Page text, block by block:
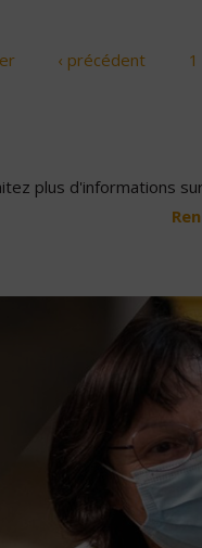
‹ précédent 1
plus d'informations